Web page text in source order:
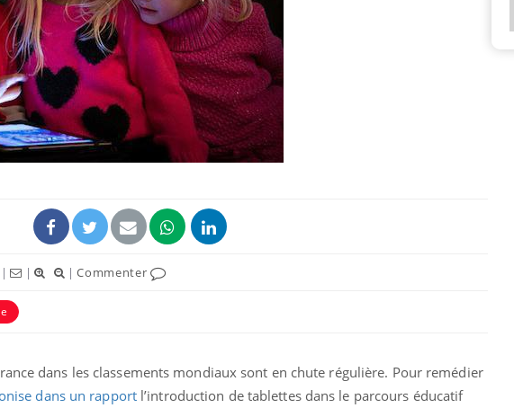
| | |Commenter
dans les classements mondiaux sont en chute régulière. Pour remédier
dans un rapportl’introduction de tablettes dans le parcours éducatif
charge des femmes
enceintes
La sieste empêche-t-elle
de dormir la nuit ?
VIH : la fin du comprimé
tous les jours se profile-t-